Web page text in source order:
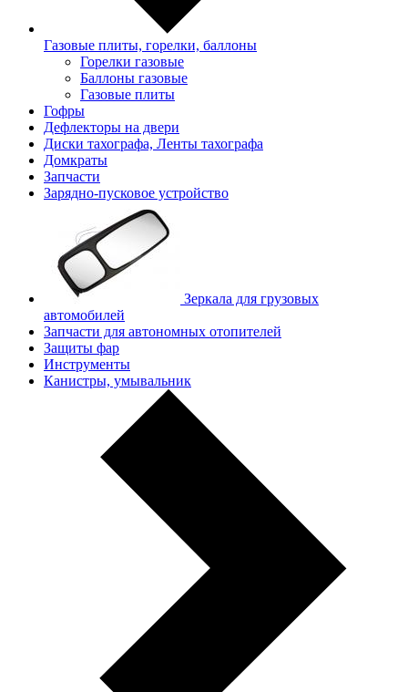
Газовые плиты, горелки, баллоны
Горелки газовые
Баллоны газовые
Газовые плиты
Гофры
Дефлекторы на двери
Диски тахографа, Ленты тахографа
Домкраты
Запчасти
Зарядно-пусковое устройство
Зеркала для грузовых
автомобилей
Запчасти для автономных отопителей
Защиты фар
Инструменты
Канистры, умывальник